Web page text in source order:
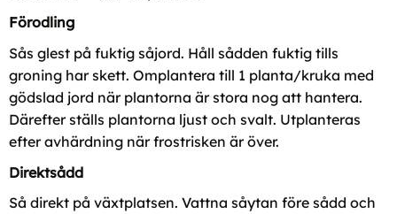
Förodling
Sås glest på fuktig såjord. Håll sådden fuktig tills
groning har skett. Omplantera till 1 planta/kruka med
gödslad jord när plantorna är stora nog att hantera.
Därefter ställs plantorna ljust och svalt. Utplanteras
efter avhärdning när frostrisken är över.
Direktsådd
Så direkt på växtplatsen. Vattna såytan före sådd och